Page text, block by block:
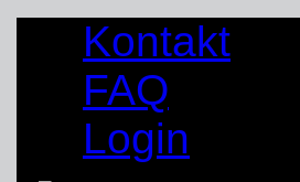
Kontakt
FAQ
Login